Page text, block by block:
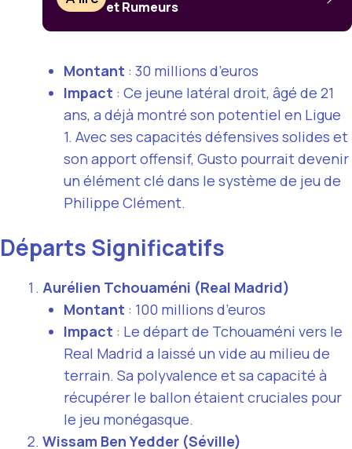
et Rumeurs
Montant : 30 millions d’euros
Impact : Ce jeune latéral droit, âgé de 21
ans, a déjà montré son potentiel en Ligue
1. Avec ses capacités défensives solides et
son apport offensif, Gusto pourrait devenir
un élément clé dans le système de jeu de
Philippe Clément.
Départs Significatifs
Aurélien Tchouaméni (Real Madrid)
Montant : 100 millions d’euros
Impact : Le départ de Tchouaméni vers le
Real Madrid a laissé un vide au milieu de
terrain. Sa polyvalence et sa capacité à
récupérer le ballon étaient cruciales pour
le jeu monégasque.
Wissam Ben Yedder (Séville)